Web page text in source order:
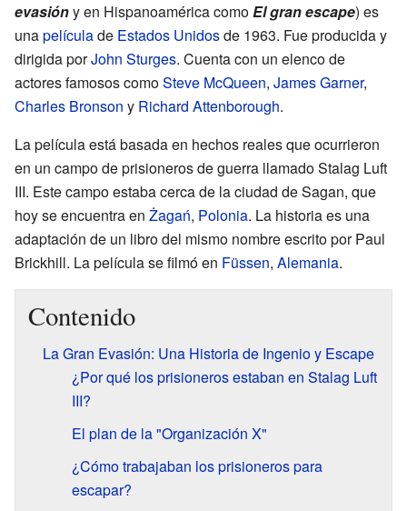
evasióny en Hispanoamérica comoEl gran escape) es
unapelículade Estados Unidosde 1963. Fue producida y
dirigida porJohn Sturges. Cuenta con un elenco de
actores famosos comoSteve McQueen, James Garner,
Charles Bronson y Richard Attenborough.
La película está basada en hechos reales que ocurrieron
en un campo de prisioneros de guerra llamado Stalag Luft
III. Este campo estaba cerca de la ciudad de Sagan, que
hoy se encuentra en Żagań, Polonia. La historia es una
adaptación de un libro del mismo nombre escrito por Paul
Brickhill. La película se filmó en Füssen, Alemania.
Contenido
La Gran Evasión: Una Historia de Ingenio y Escape
¿Por qué los prisioneros estaban en Stalag Luft
III?
El plan de la "Organización X"
¿Cómo trabajaban los prisioneros para
escapar?